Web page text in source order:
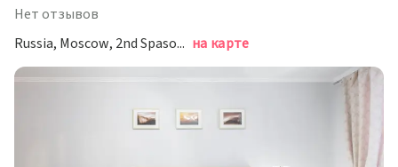
Нет отзывов
Russia, Moscow, 2nd Spasonalivkovsky Lane, 16, Moscow, Москва на карте